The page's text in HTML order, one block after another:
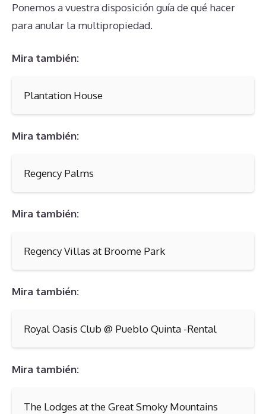
Ponemos a vuestra disposición guía de qué hacer
para anular la multipropiedad.
Mira también:
Plantation House
Mira también:
Regency Palms
Mira también:
Regency Villas at Broome Park
Mira también:
Royal Oasis Club @ Pueblo Quinta -Rental
Mira también:
The Lodges at the Great Smoky Mountains